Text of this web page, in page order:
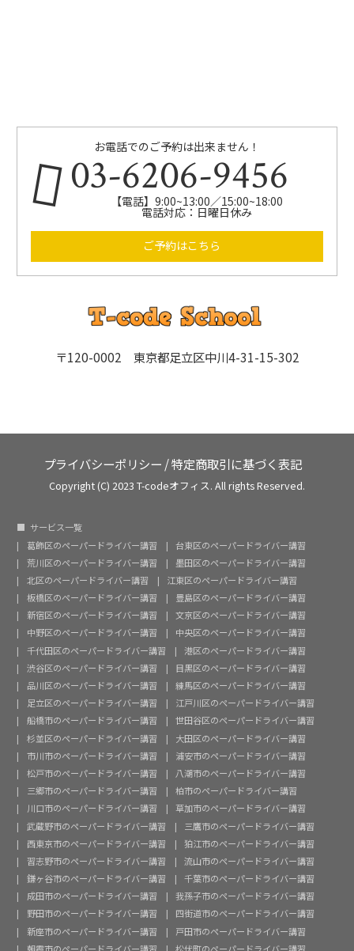
お電話でのご予約は出来ません！
03-6206-9456
【電話】9:00~13:00／15:00~18:00
電話対応：日曜日休み
ご予約はこちら
〒120-0002 東京都足立区中川4-31-15-302
プライバシーポリシー /特定商取引に基づく表記
Copyright (C) 2023 T-codeオフィス. All rights Reserved.
サービス一覧
葛飾区のペーパードライバー講習
台東区のペーパードライバー講習
荒川区のペーパードライバー講習
墨田区のペーパードライバー講習
北区のペーパードライバー講習
江東区のペーパードライバー講習
板橋区のペーパードライバー講習
豊島区のペーパードライバー講習
新宿区のペーパードライバー講習
文京区のペーパードライバー講習
中野区のペーパードライバー講習
中央区のペーパードライバー講習
千代田区のペーパードライバー講習
港区のペーパードライバー講習
渋谷区のペーパードライバー講習
目黒区のペーパードライバー講習
品川区のペーパードライバー講習
練馬区のペーパードライバー講習
足立区のペーパードライバー講習
江戸川区のペーパードライバー講習
船橋市のペーパードライバー講習
世田谷区のペーパードライバー講習
杉並区のペーパードライバー講習
大田区のペーパードライバー講習
市川市のペーパードライバー講習
浦安市のペーパードライバー講習
松戸市のペーパードライバー講習
八潮市のペーパードライバー講習
三郷市のペーパードライバー講習
柏市のペーパードライバー講習
川口市のペーパードライバー講習
草加市のペーパードライバー講習
武蔵野市のペーパードライバー講習
三鷹市のペーパードライバー講習
西東京市のペーパードライバー講習
狛江市のペーパードライバー講習
習志野市のペーパードライバー講習
流山市のペーパードライバー講習
鎌ヶ谷市のペーパードライバー講習
千葉市のペーパードライバー講習
成田市のペーパードライバー講習
我孫子市のペーパードライバー講習
野田市のペーパードライバー講習
四街道市のペーパードライバー講習
新座市のペーパードライバー講習
戸田市のペーパードライバー講習